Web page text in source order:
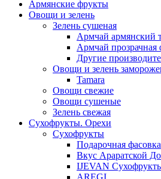
Армянские фрукты
Овощи и зелень
Зелень сушеная
Армчай армянский
Армчай прозрачная
Другие
Овощи и зелень
Tamara
Овощи свежие
Овощи сушеные
Зелень свежая
Сухофрукты. Орехи
Сухофрукты
Подарочная фасовка
Вкус Араратской
IJEVAN
AREGI